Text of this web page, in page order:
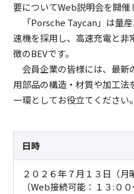
要についてWeb説明会を開催
「Porsche Taycan」は量
速機を採用し、高速充電と非
徴のBEVです。
会員企業の皆様には、最新
用部品の構造・材質や加工
一環としてお役立てください。
日時
２０２６年７月１３日（月
（Web接続可能：１３:００